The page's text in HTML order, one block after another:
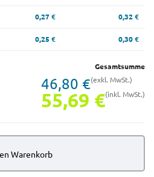
0,27 € 0,32 €
0,25 € 0,30 €
Gesamtsumme
46,80 €(exkl. MwSt.)
55,69 €(inkl. MwSt.)
Warenkorb